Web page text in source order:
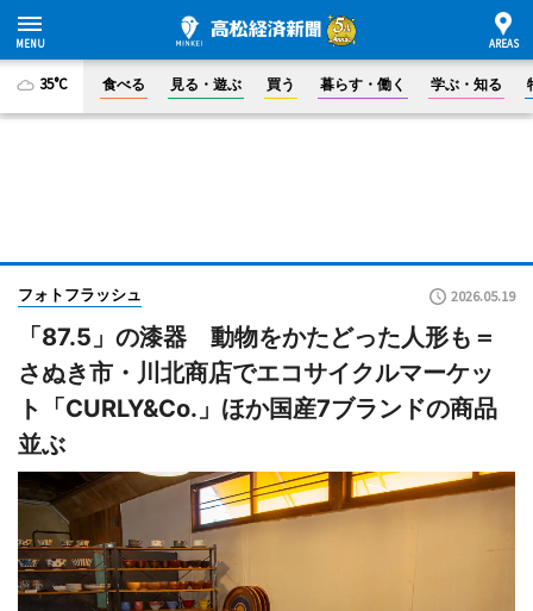
35°C 食べる 見る・遊ぶ 買う 暮らす・働く 学ぶ・知る
フォトフラッシュ 2026.05.19
「87.5」の漆器 動物をかたどった人形も＝
さぬき市・川北商店でエコサイクルマーケッ
ト「CURLY&Co.」ほか国産7ブランドの商品
並ぶ